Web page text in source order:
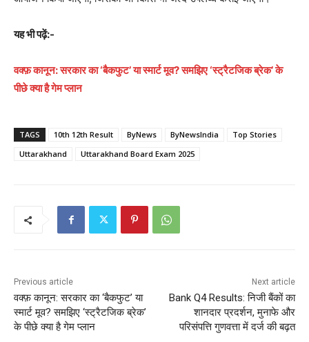
यह भी पढ़ें:-
वक्फ़ कानून: सरकार का ‘बैकफुट’ या स्मार्ट मूव? समझिए ‘स्ट्रैटजिक ब्रेक’ के
पीछे क्या है गेम प्लान
TAGS 10th 12th Result ByNews ByNewsIndia
Top Stories
Uttarakhand
Uttarakhand Board Exam 2025
Previous article
वक्फ़ कानून: सरकार का ‘बैकफुट’ या
स्मार्ट मूव? समझिए ‘स्ट्रैटजिक ब्रेक’
के पीछे क्या है गेम प्लान
Next article
Bank Q4 Results: निजी बैंकों का
शानदार प्रदर्शन, मुनाफे और
परिसंपत्ति गुणवत्ता में दर्ज की बढ़त